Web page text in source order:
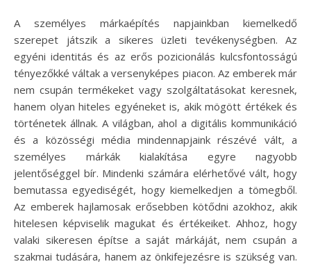
A személyes márkaépítés napjainkban kiemelkedő
szerepet játszik a sikeres üzleti tevékenységben. Az
egyéni identitás és az erős pozicionálás kulcsfontosságú
tényezőkké váltak a versenyképes piacon. Az emberek már
nem csupán termékeket vagy szolgáltatásokat keresnek,
hanem olyan hiteles egyéneket is, akik mögött értékek és
történetek állnak. A világban, ahol a digitális kommunikáció
és a közösségi média mindennapjaink részévé vált, a
személyes márkák kialakítása egyre nagyobb
jelentőséggel bír. Mindenki számára elérhetővé vált, hogy
bemutassa egyediségét, hogy kiemelkedjen a tömegből.
Az emberek hajlamosak erősebben kötődni azokhoz, akik
hitelesen képviselik magukat és értékeiket. Ahhoz, hogy
valaki sikeresen építse a saját márkáját, nem csupán a
szakmai tudására, hanem az önkifejezésre is szükség van.